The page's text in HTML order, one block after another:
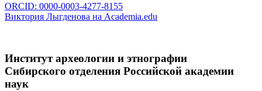
ORCID: 0000-0003-4277-8155
Виктория Лыгденова на Academia.edu
Институт археологии и этнографии
Сибирского отделения Российской академии
наук